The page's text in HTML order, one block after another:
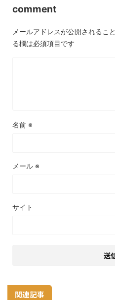
comment
メールアドレスが公開されるこ
る欄は必須項目です
名前 ※
メール ※
サイト
関連記事